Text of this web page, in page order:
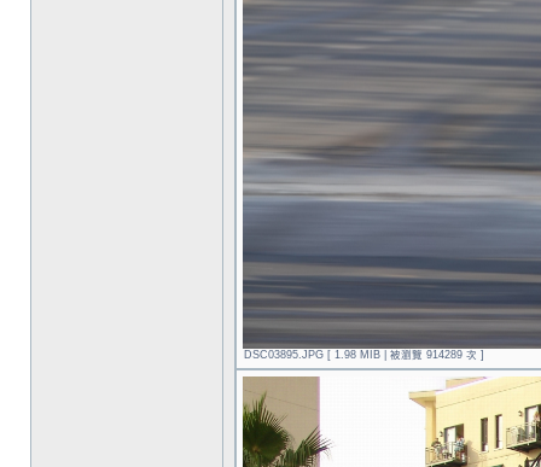
DSC03895.JPG [ 1.98 MIB | 被瀏覽 914289 次 ]